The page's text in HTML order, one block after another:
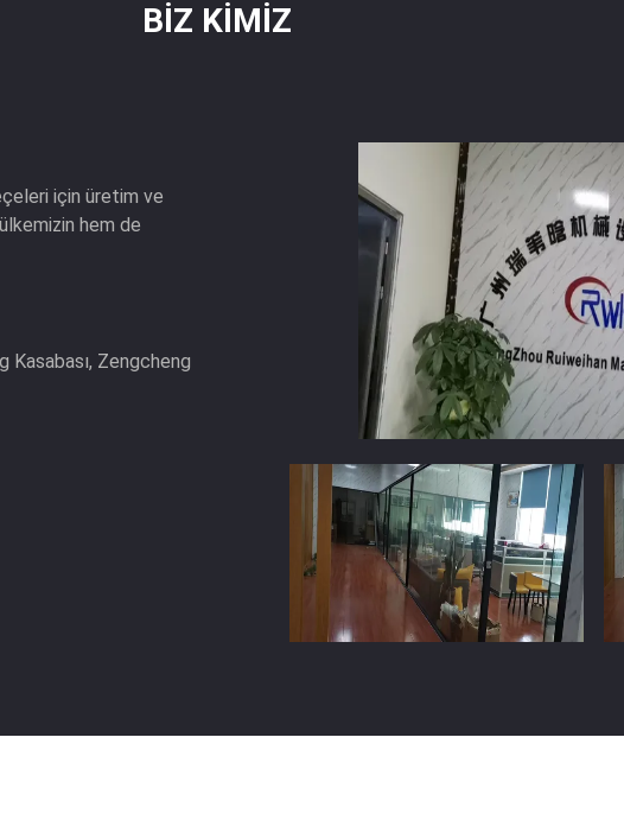
BIZ KIMIZ
için üretim ve
hem de
Kasabası, Zengcheng